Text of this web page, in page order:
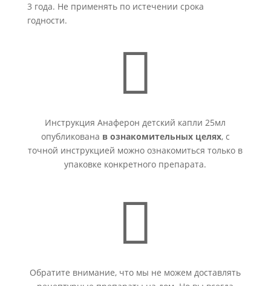
3 года. Не применять по истечении срока
годности.

Инструкция Анаферон детский капли 25мл
опубликована в ознакомительных целях, с
точной инструкцией можно ознакомиться только в
упаковке конкретного препарата.

Обратите внимание, что мы не можем доставлять